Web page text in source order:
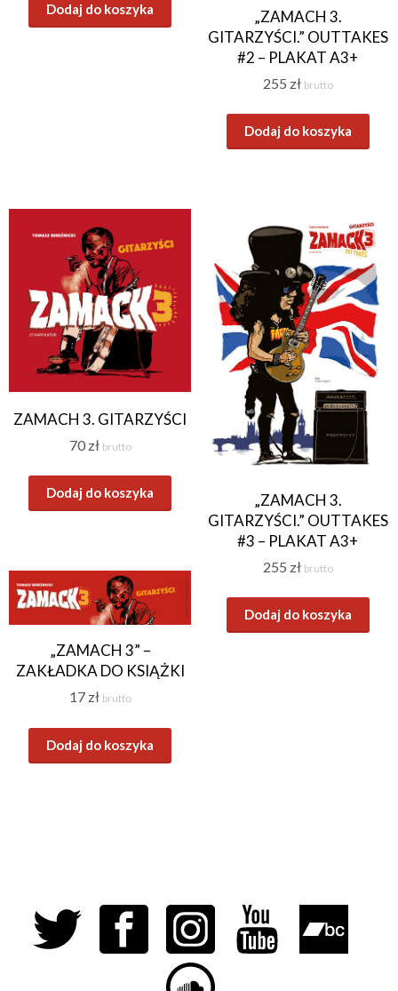
Dodaj do koszyka
„ZAMACH 3.
GITARZYŚCI.” OUTTAKES
#2 – PLAKAT A3+
255 zł brutto
Dodaj do koszyka
ZAMACH 3. GITARZYŚCI
70 zł brutto
Dodaj do koszyka
„ZAMACH 3.
GITARZYŚCI.” OUTTAKES
#3 – PLAKAT A3+
255 zł brutto
Dodaj do koszyka
„ZAMACH 3” –
ZAKŁADKA DO KSIĄŻKI
17 zł brutto
Dodaj do koszyka